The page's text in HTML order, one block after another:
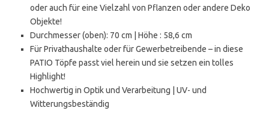
oder auch für eine Vielzahl von Pflanzen oder andere Deko
Objekte!
Durchmesser (oben): 70 cm | Höhe : 58,6 cm
Für Privathaushalte oder für Gewerbetreibende – in diese
PATIO Töpfe passt viel herein und sie setzen ein tolles
Highlight!
Hochwertig in Optik und Verarbeitung | UV- und
Witterungsbeständig